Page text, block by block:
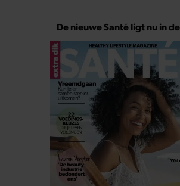
De nieuwe Santé ligt nu in